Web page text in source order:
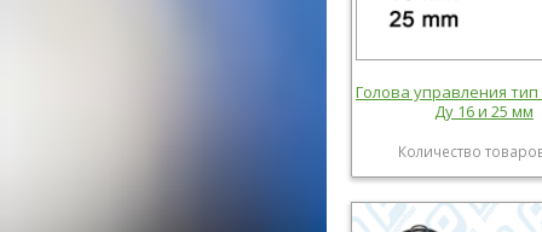
Голова управления тип
Ду 16 и 25 мм
Количество